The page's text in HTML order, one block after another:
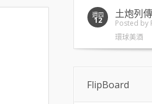
週四
12
土炮列
Posted by
環球美酒
FlipBoard